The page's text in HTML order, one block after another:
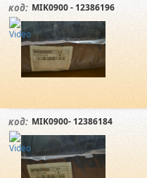
код: MIK0900 - 12386196
код: MIK0900- 12386184